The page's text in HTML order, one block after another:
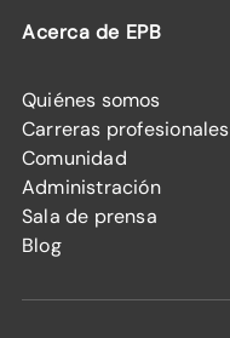
Acerca de EPB
Quiénes somos
Carreras profesionales
Comunidad
Administración
Sala de prensa
Blog